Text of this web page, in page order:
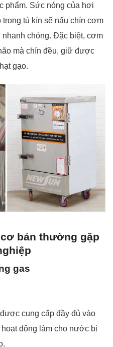
phẩm. Sức nóng của hơi
tủ kín sẽ nấu chín cơm
chóng. Đặc biệt, cơm
mà chín đều, giữ được
gạo.
bản thường gặp
gas
cung cấp đầy đủ vào
động làm cho nước bị